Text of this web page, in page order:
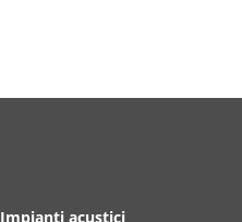
Impianti acustici